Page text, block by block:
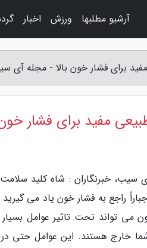
سیب، خبرنگاران : شاه کلید
راجع به فشار خون یاد می
می تواند تحت تاثیر عوامل
شما خارج هستند. این عوامل حتی
آرشیو مطلبها ورزش اخبار